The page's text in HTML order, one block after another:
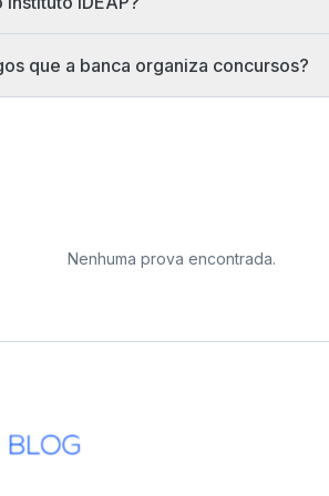
que a banca organiza concursos?
Nenhuma prova encontrada.